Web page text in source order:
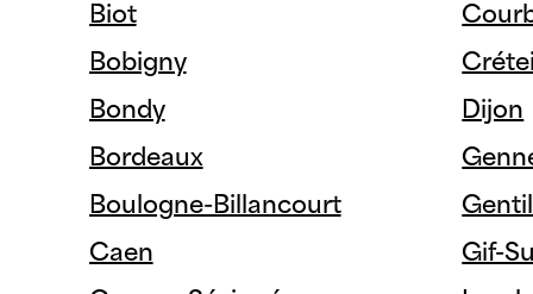
Centre National de la
Fonction Territoriale
Publique
Chambre du Commerce
et de l'Industrie
CHU de Poitiers
CODIC
FAYAT
Biot
Bobigny
Bondy
Bordeaux
Boulogne-Billancourt
Caen
Dijon
Gif-